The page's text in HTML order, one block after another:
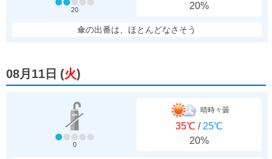
20
20%
傘の出番は、ほとんどなさそう
08月11日 (火)
0
晴時々曇
35℃ / 25℃
20%